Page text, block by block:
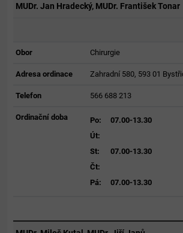
MUDr. Jan Hradecký, MUDr. František Tonar
Obor Chirurgie
Adresa ordinace Zahradní 580, 593 01
Telefon 566 688 213
Ordinační doba Po:
07.00-13.30
Út:
St:
07.00-13.30
Čt:
Pá:
07.00-13.30